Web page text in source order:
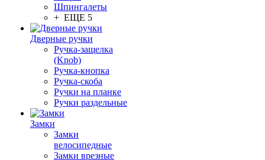
Шпингалеты
+ ЕЩЕ 5
Дверные ручки
Ручка-защелка
(Knob)
Ручка-кнопка
Ручка-скоба
Ручки на планке
Ручки раздельные
Замки
Замки
велосипедные
Замки врезные